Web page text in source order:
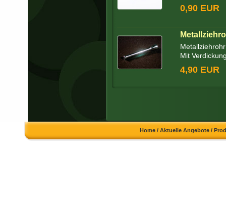
0,90 EUR
Mit
4,90 EUR
Home /Aktuelle Angebote /